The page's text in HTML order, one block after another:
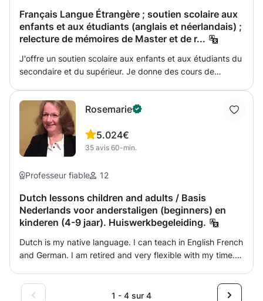
atteindre vos objectifs !
Français Langue Étrangère ; soutien scolaire aux
enfants et aux étudiants (anglais et néerlandais) ;
relecture de mémoires de Master et de r...
J'offre un soutien scolaire aux enfants et aux étudiants du
secondaire et du supérieur. Je donne des cours de
aux devoirs, conversation, grammaire, expression écrite,
mémoire de fin d'études secondaires.
Rosemarie
5.0
35 avis
24€
60-min.
Professeur fiable 12
Dutch lessons children and adults / Basis
Nederlands voor anderstaligen (beginners) en
kinderen (4-9 jaar). Huiswerkbegeleiding.
Dutch is my native language. I can teach in English French
and German. I am retired and very flexible with my time.
néerlandais. Je parle aussi français et allemand. Je suis à
1 - 4 sur 4